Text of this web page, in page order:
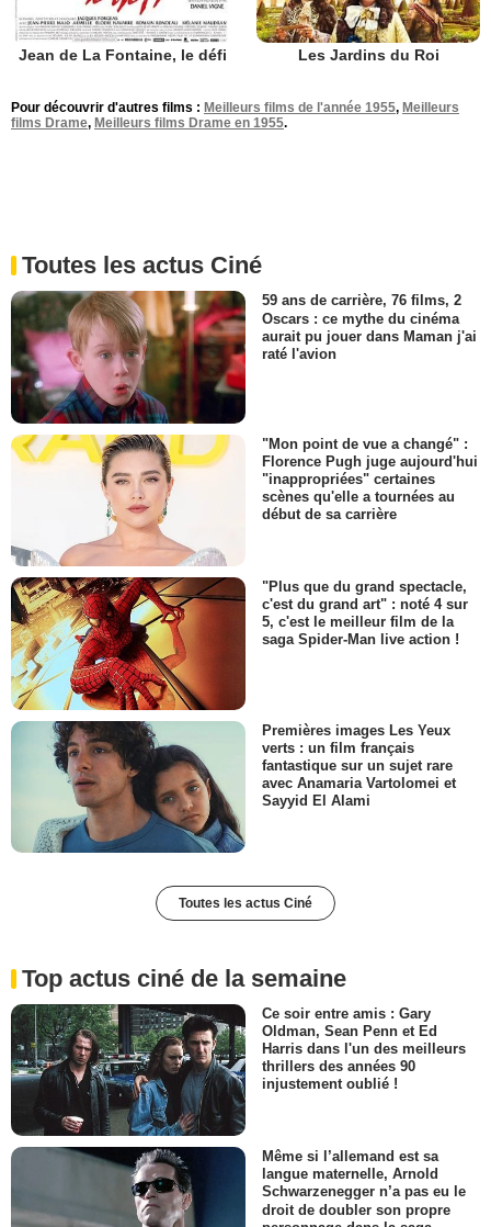
Jean de La Fontaine, le défi Les Jardins du Roi
Pour découvrir d'autres films : Meilleurs films de l'année 1955, Meilleurs
films Drame, Meilleurs films Drame en 1955.
Toutes les actus Ciné
59 ans de carrière, 76 films, 2
Oscars : ce mythe du cinéma
aurait pu jouer dans Maman j'ai
raté l'avion
"Mon point de vue a changé" :
Florence Pugh juge aujourd'hui
"inappropriées" certaines
scènes qu'elle a tournées au
début de sa carrière
"Plus que du grand spectacle,
c'est du grand art" : noté 4 sur
5, c'est le meilleur film de la
saga Spider-Man live action !
Premières images Les Yeux
verts : un film français
fantastique sur un sujet rare
avec Anamaria Vartolomei et
Sayyid El Alami
Toutes les actus Ciné
Top actus ciné de la semaine
Ce soir entre amis : Gary
Oldman, Sean Penn et Ed
Harris dans l'un des meilleurs
thrillers des années 90
injustement oublié !
Même si l’allemand est sa
langue maternelle, Arnold
Schwarzenegger n’a pas eu le
droit de doubler son propre